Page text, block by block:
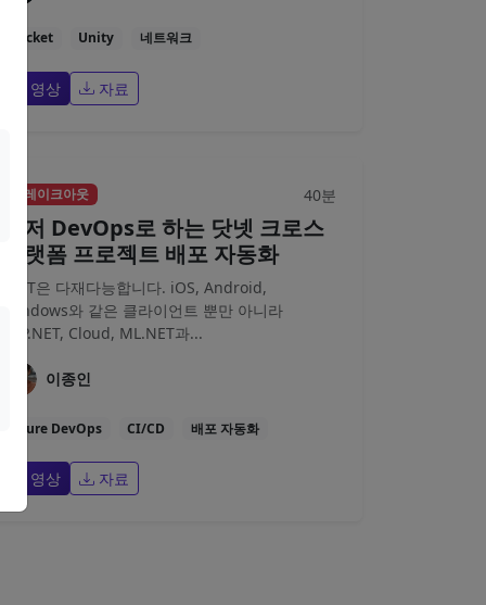
Socket Unity 네트워크
영상 자료
브레이크아웃 40분
애저 DevOps로 하는 닷넷 크로스
플랫폼 프로젝트 배포 자동화
.NET은 다재다능합니다. iOS, Android,
Windows와 같은 클라이언트 뿐만 아니라
ASP.NET, Cloud, ML.NET과...
이종인
Azure DevOps CI/CD 배포 자동화
영상 자료